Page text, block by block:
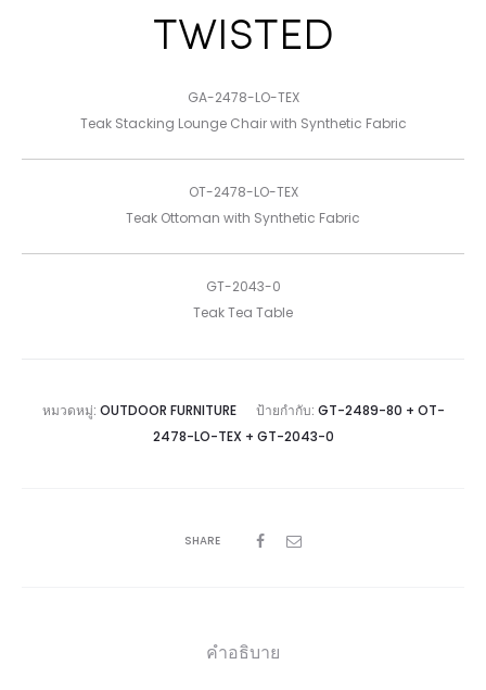
TWISTED
GA-2478-LO-TEX
Teak Stacking Lounge Chair with Synthetic Fabric
OT-2478-LO-TEX
Teak Ottoman with Synthetic Fabric
GT-2043-0
Teak Tea Table
หมวดหมู่: OUTDOOR FURNITURE ป้ายกำกับ: GT-2489-80 + OT-
2478-LO-TEX + GT-2043-0
SHARE
คำอธิบาย